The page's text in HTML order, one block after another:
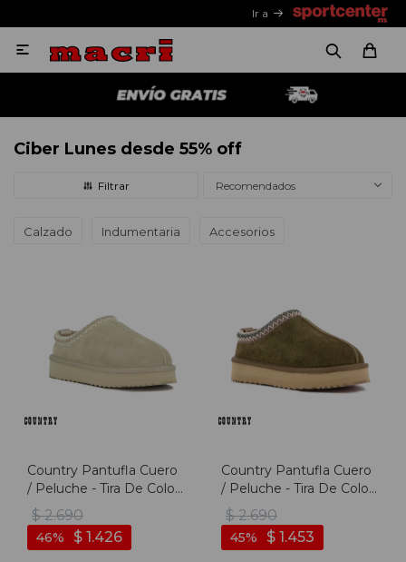
Ir a

Ciber Lunes desde 55% off
Recomendados
Calzado Indumentaria Accesorios
Country Pantufla Cuero
/ Peluche - Tira De Color
Fija - Dama - Beige -
Beige
$ 2.690
$ 1.426
46
Country Pantufla Cuero
/ Peluche - Tira De Color
Fija - Dama - Verde -
Verde
$ 2.690
$ 1.453
45